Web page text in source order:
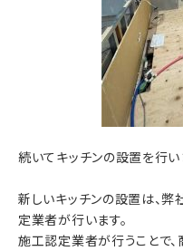
続いてキッチンの設置を行い
新しいキッチンの設置は、
定業者が行います。
施工認定業者が行うことで、